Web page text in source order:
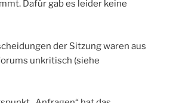
Dafür gab es leider keine
der Sitzung waren aus
unkritisch (siehe